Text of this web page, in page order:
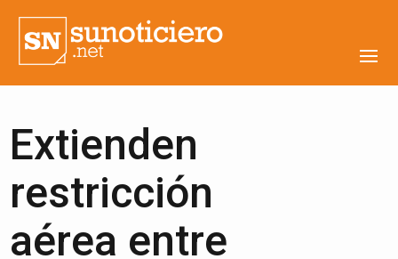
Extienden
restricción
aérea entre